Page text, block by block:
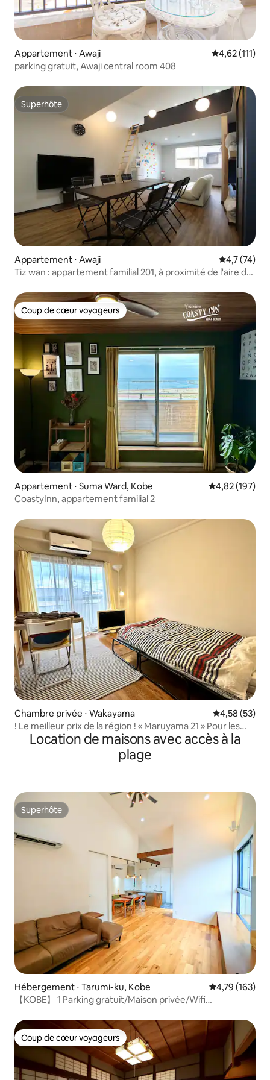
Appartement ⋅ Awaji Évaluation
4,62 (111)
parking gratuit, Awaji central room 408
Superhôte
Superhôte
Appartement ⋅ Awaji Évaluation
4,7 (74)
Tiz wan : appartement familial 201, à proximité de l'aire de
Coup de cœur voyageurs
Coup de cœur voyageurs
Appartement ⋅ Suma Ward, Kobe Évaluation
4,82 (197)
CoastyInn, appartement familial 2
Chambre privée ⋅ Wakayama Évaluation
4,58 (53)
! Le meilleur prix de la région ! « Maruyama 21 » Pour les
familles, les amis, les routards, les voyages d'affaires.
Séjours courts ou longs, vous êtes les bienvenus.
Location de maisons avec accès à la
plage
Superhôte
Superhôte
Hébergement ⋅ Tarumi-ku, Kobe Évaluation
4,79 (163)
【KOBE】 1 Parking gratuit/Maison privée/Wifi
Coup de cœur voyageurs
Coup de cœur voyageurs